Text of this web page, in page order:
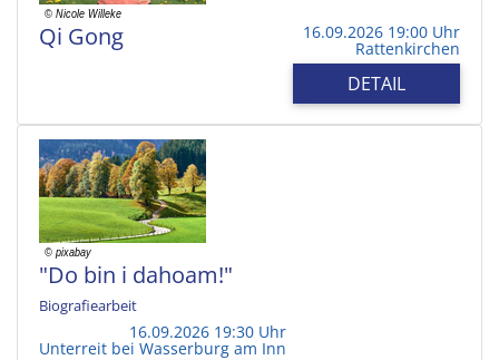
Qi Gong 16.09.2026 19:00 Uhr
Rattenkirchen
DETAIL
"Do bin i dahoam!"
Biografiearbeit
16.09.2026 19:30 Uhr
Unterreit bei Wasserburg am Inn